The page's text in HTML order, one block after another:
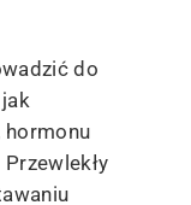
do
hormonu
Przewlekły